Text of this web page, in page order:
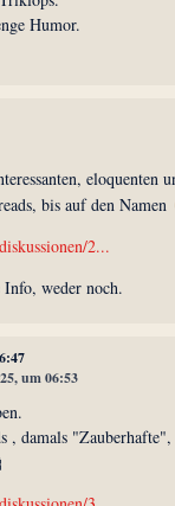
Humor.
eloquenten
bis auf den Namen
2...
weder noch.
um 06:53
, damals